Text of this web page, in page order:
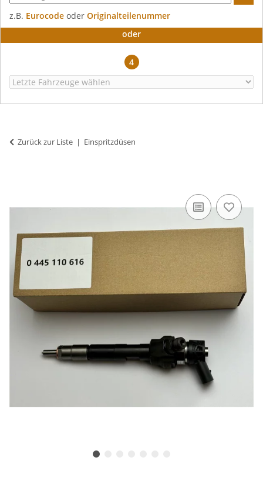
z.B. Eurocode oder Originalteilenummer
oder
4
Zurück zur Liste Einspritzdüsen